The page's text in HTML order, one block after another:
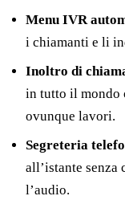
Menu IVR
i chiamanti e li
Inoltro di
in tutto il mondo
ovunque lavori.
Segreteria
all’istante senza
l’audio.